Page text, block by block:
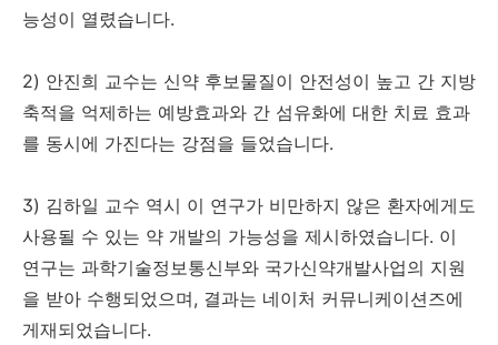
능성이 열렸습니다.
2) 안진희 교수는 신약 후보물질이 안전성이 높고 간 지방
축적을 억제하는 예방효과와 간 섬유화에 대한 치료 효과
를 동시에 가진다는 강점을 들었습니다.
3) 김하일 교수 역시 이 연구가 비만하지 않은 환자에게도
사용될 수 있는 약 개발의 가능성을 제시하였습니다. 이
연구는 과학기술정보통신부와 국가신약개발사업의 지원
을 받아 수행되었으며, 결과는 네이처 커뮤니케이션즈에
게재되었습니다.